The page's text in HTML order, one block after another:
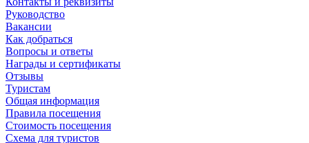
Руководство
Вакансии
Как добраться
Вопросы и ответы
Награды и сертификаты
Отзывы
Туристам
Общая информация
Правила посещения
Стоимость посещения
Схема для туристов